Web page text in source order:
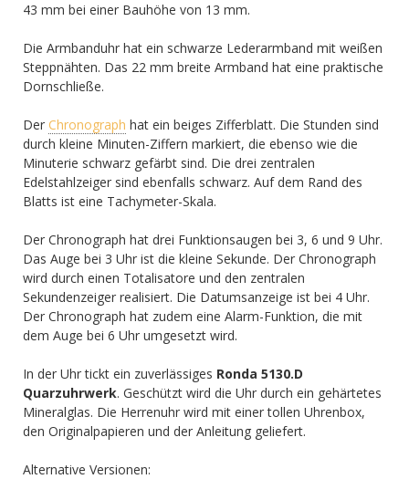
43 mm bei einer Bauhöhe von 13 mm.
Die Armbanduhr hat ein schwarze Lederarmband mit weißen
Steppnähten. Das 22 mm breite Armband hat eine praktische
Dornschließe.
Der Chronograph hat ein beiges Zifferblatt. Die Stunden sind
durch kleine Minuten-Ziffern markiert, die ebenso wie die
Minuterie schwarz gefärbt sind. Die drei zentralen
Edelstahlzeiger sind ebenfalls schwarz. Auf dem Rand des
Blatts ist eine Tachymeter-Skala.
Der Chronograph hat drei Funktionsaugen bei 3, 6 und 9 Uhr.
Das Auge bei 3 Uhr ist die kleine Sekunde. Der Chronograph
wird durch einen Totalisatore und den zentralen
Sekundenzeiger realisiert. Die Datumsanzeige ist bei 4 Uhr.
Der Chronograph hat zudem eine Alarm-Funktion, die mit
dem Auge bei 6 Uhr umgesetzt wird.
In der Uhr tickt ein zuverlässiges Ronda 5130.D
Quarzuhrwerk. Geschützt wird die Uhr durch ein gehärtetes
Mineralglas. Die Herrenuhr wird mit einer tollen Uhrenbox,
den Originalpapieren und der Anleitung geliefert.
Alternative Versionen: